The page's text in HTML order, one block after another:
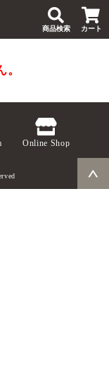
商品検索 カート
Online Shop